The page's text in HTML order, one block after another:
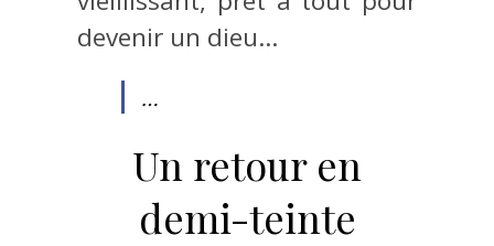
devenir un dieu…
…
Un retour en
demi-teinte